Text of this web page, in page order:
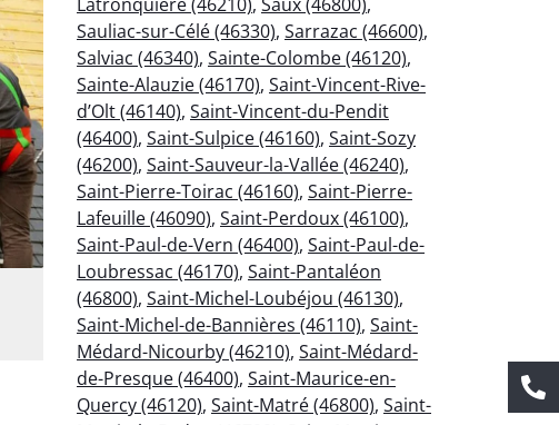
Sauliac-sur-Célé (46330), Sarrazac (46600),
Salviac (46340), Sainte-Colombe (46120),
Sainte-Alauzie (46170), Saint-Vincent-Rive-
d’Olt (46140), Saint-Vincent-du-Pendit
(46400), Saint-Sulpice (46160), Saint-Sozy
(46200), Saint-Sauveur-la-Vallée (46240),
Saint-Pierre-Toirac (46160), Saint-Pierre-
Lafeuille (46090), Saint-Perdoux (46100),
Saint-Paul-de-Vern (46400), Saint-Paul-de-
Loubressac (46170), Saint-Pantaléon
(46800), Saint-Michel-Loubéjou (46130),
Saint-Michel-de-Bannières (46110), Saint-
Médard-Nicourby (46210), Saint-Médard-
de-Presque (46400), Saint-Maurice-en-
Quercy (46120), Saint-Matré (46800), Saint-